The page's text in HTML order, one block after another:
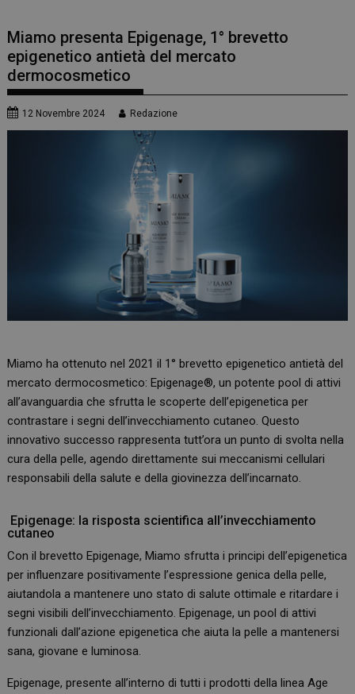
Miamo presenta Epigenage, 1° brevetto
epigenetico antietà del mercato
dermocosmetico
12 Novembre 2024 Redazione
Miamo ha ottenuto nel 2021 il 1° brevetto epigenetico antietà del
mercato dermocosmetico: Epigenage®, un potente pool di attivi
all’avanguardia che sfrutta le scoperte dell’epigenetica per
contrastare i segni dell’invecchiamento cutaneo. Questo
innovativo successo rappresenta tutt’ora un punto di svolta nella
cura della pelle, agendo direttamente sui meccanismi cellulari
responsabili della salute e della giovinezza dell’incarnato.
Epigenage: la risposta scientifica all’invecchiamento
cutaneo
Con il brevetto Epigenage, Miamo sfrutta i principi dell’epigenetica
per influenzare positivamente l’espressione genica della pelle,
aiutandola a mantenere uno stato di salute ottimale e ritardare i
segni visibili dell’invecchiamento. Epigenage, un pool di attivi
funzionali dall’azione epigenetica che aiuta la pelle a mantenersi
sana, giovane e luminosa.
Epigenage, presente all’interno di tutti i prodotti della linea Age